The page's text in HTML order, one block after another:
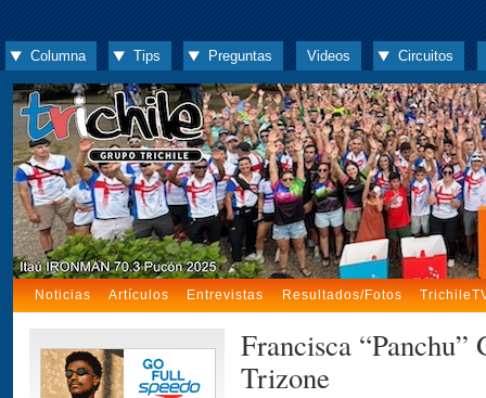
Columna Tips Preguntas Videos Circuitos
Noticias Artículos Entrevistas Resultados/Fotos
Francisca “Panchu”
Trizone